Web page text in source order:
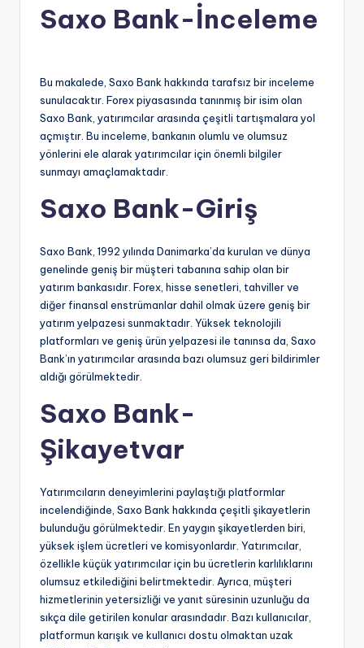
Saxo Bank-İnceleme
Bu makalede, Saxo Bank hakkında tarafsız bir inceleme
sunulacaktır. Forex piyasasında tanınmış bir isim olan
Saxo Bank, yatırımcılar arasında çeşitli tartışmalara yol
açmıştır. Bu inceleme, bankanın olumlu ve olumsuz
yönlerini ele alarak yatırımcılar için önemli bilgiler
sunmayı amaçlamaktadır.
Saxo Bank-Giriş
Saxo Bank, 1992 yılında Danimarka’da kurulan ve dünya
genelinde geniş bir müşteri tabanına sahip olan bir
yatırım bankasıdır. Forex, hisse senetleri, tahviller ve
diğer finansal enstrümanlar dahil olmak üzere geniş bir
yatırım yelpazesi sunmaktadır. Yüksek teknolojili
platformları ve geniş ürün yelpazesi ile tanınsa da, Saxo
Bank’ın yatırımcılar arasında bazı olumsuz geri bildirimler
aldığı görülmektedir.
Saxo Bank-
Şikayetvar
Yatırımcıların deneyimlerini paylaştığı platformlar
incelendiğinde, Saxo Bank hakkında çeşitli şikayetlerin
bulunduğu görülmektedir. En yaygın şikayetlerden biri,
yüksek işlem ücretleri ve komisyonlardır. Yatırımcılar,
özellikle küçük yatırımcılar için bu ücretlerin karlılıklarını
olumsuz etkilediğini belirtmektedir. Ayrıca, müşteri
hizmetlerinin yetersizliği ve yanıt süresinin uzunluğu da
sıkça dile getirilen konular arasındadır. Bazı kullanıcılar,
platformun karışık ve kullanıcı dostu olmaktan uzak